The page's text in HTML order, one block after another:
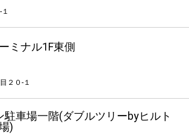
ミナル1F東側
２０-１
駐車場一階(ダブルツリーbyヒルト
)